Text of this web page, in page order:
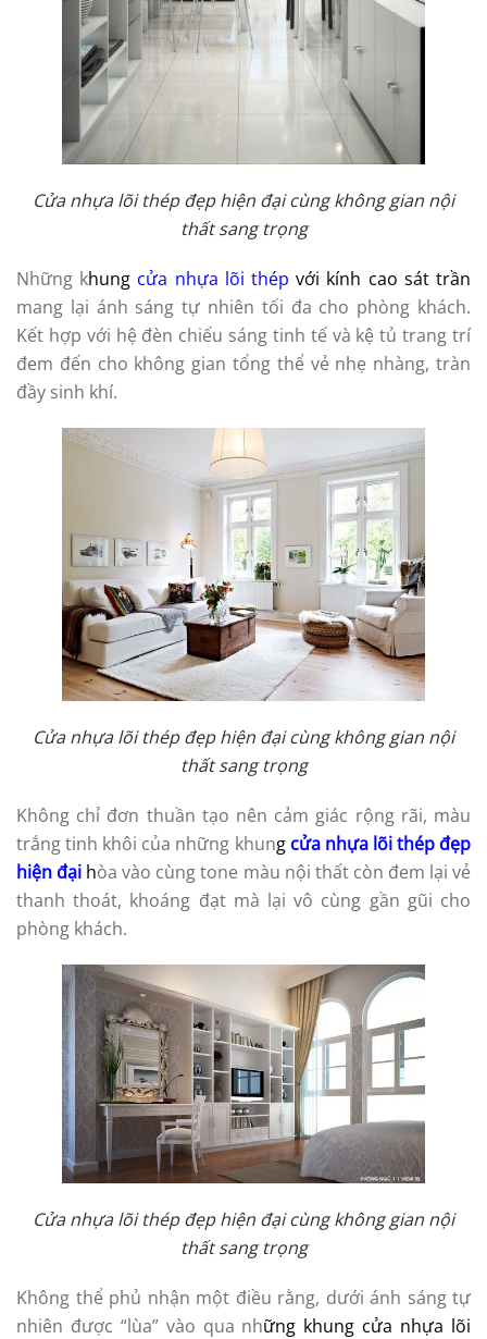
Cửa nhựa lõi thép đẹp hiện đại cùng không gian nội
thất sang trọng
Những khung cửa nhựa lõi thép với kính cao sát trần
mang lại ánh sáng tự nhiên tối đa cho phòng khách.
Kết hợp với hệ đèn chiếu sáng tinh tế và kệ tủ trang trí
đem đến cho không gian tổng thể vẻ nhẹ nhàng, tràn
đầy sinh khí.
Cửa nhựa lõi thép đẹp hiện đại cùng không gian nội
thất sang trọng
Không chỉ đơn thuần tạo nên cảm giác rộng rãi, màu
trắng tinh khôi của những khung cửa nhựa lõi thép đẹp
hiện đại hòa vào cùng tone màu nội thất còn đem lại vẻ
thanh thoát, khoáng đạt mà lại vô cùng gần gũi cho
phòng khách.
Cửa nhựa lõi thép đẹp hiện đại cùng không gian nội
thất sang trọng
Không thể phủ nhận một điều rằng, dưới ánh sáng tự
nhiên được “lùa” vào qua những khung cửa nhựa lõi